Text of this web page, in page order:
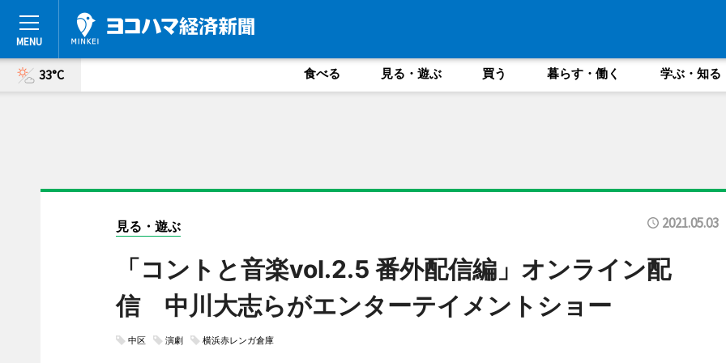
33°C 食べる 見る・遊ぶ 買う 暮らす・働く 学ぶ・知る
見る・遊ぶ 2021.05.03
「コントと音楽vol.2.5 番外配信編」オンライン配
信 中川大志らがエンターテイメントショー
中区 演劇 横浜赤レンガ倉庫